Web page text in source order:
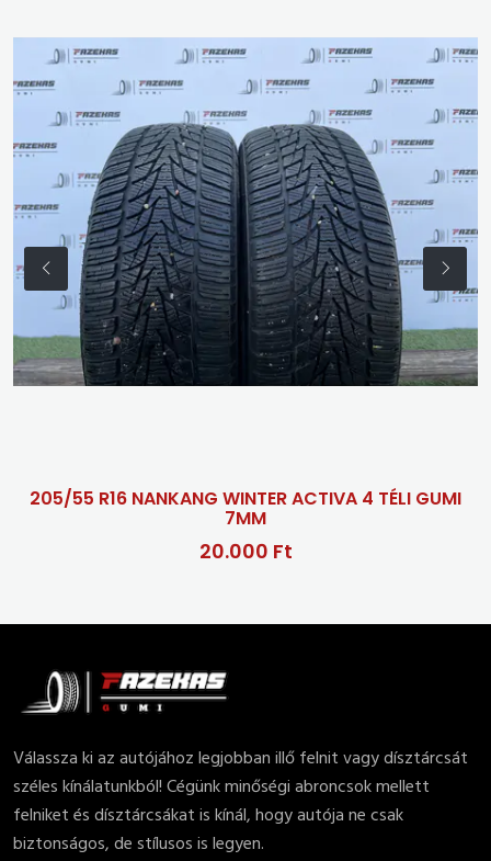
205/55 R16 NANKANG WINTER ACTIVA 4 TÉLI GUMI
7MM
20.000 Ft
Válassza ki az autójához legjobban illő felnit vagy dísztárcsát
széles kínálatunkból! Cégünk minőségi abroncsok mellett
felniket és dísztárcsákat is kínál, hogy autója ne csak
biztonságos, de stílusos is legyen.